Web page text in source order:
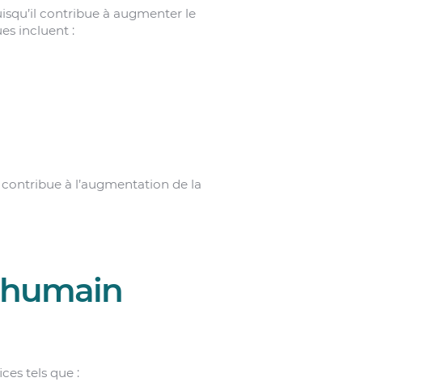
contribue à augmenter le
incluent :
à l’augmentation de la
tels que :